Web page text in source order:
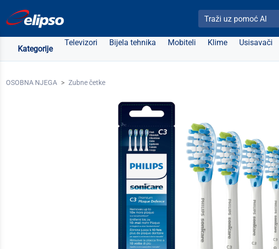
Pretraži Elipso
Kategorije
Televizori Bijela tehnika Mobiteli Klime Usisavači
OSOBNA NJEGA Zubne četke